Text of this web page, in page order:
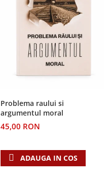
Problema raului si
argumentul moral
45,00 RON
ADAUGA IN COS